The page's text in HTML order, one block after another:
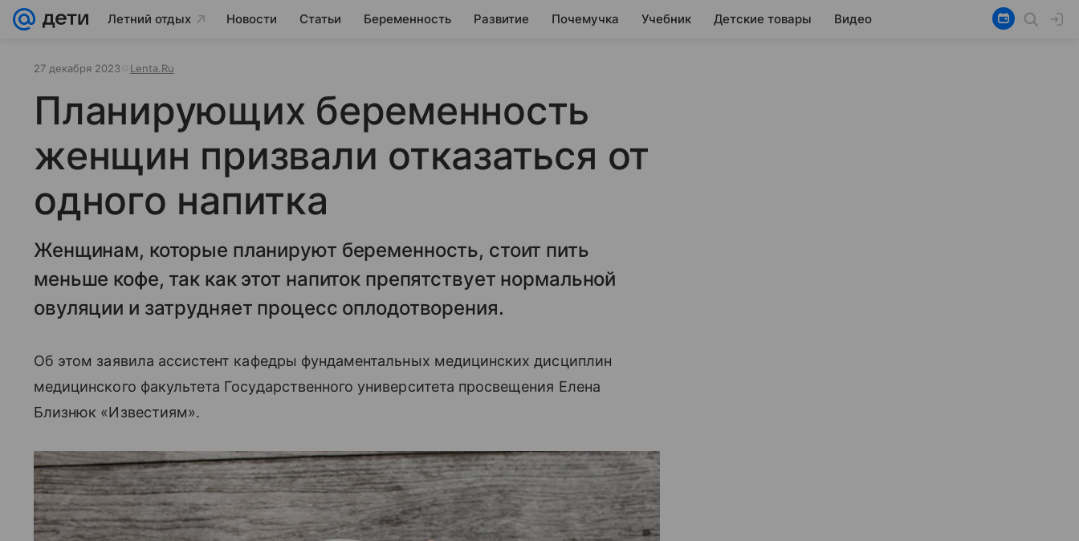
Летний отдых Новости Статьи Беременность Развитие Почемучка Учебник Детские товары Видео
27 декабря 2023 Lenta.Ru
Планирующих беременность
женщин призвали отказаться от
одного напитка
Женщинам, которые планируют беременность, стоит пить
меньше кофе, так как этот напиток препятствует нормальной
овуляции и затрудняет процесс оплодотворения.
Об этом заявила ассистент кафедры фундаментальных медицинских дисциплин
медицинского факультета Государственного университета просвещения Елена
Близнюк «Известиям».